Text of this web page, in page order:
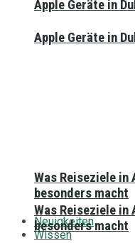
Apple Geräte in
Was Reiseziele in
besonders macht
Neuigkeiten
Wissen
Apple Geräte in
Was Reiseziele in
besonders macht